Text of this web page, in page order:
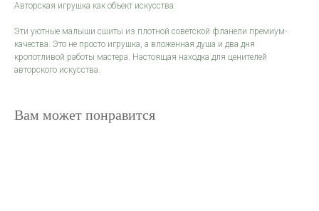
Авторская игрушка как объект искусства.
Эти уютные малыши сшиты из плотной советской фланели премиум-
качества. Это не просто игрушка, а вложенная душа и два дня
кропотливой работы мастера. Настоящая находка для ценителей
авторского искусства.
Вам может понравится